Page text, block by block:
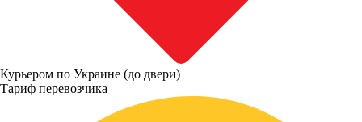
Курьером по Украине (до двери)
Тариф перевозчика